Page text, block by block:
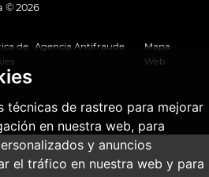
técnicas de rastreo para mejorar
en nuestra web, para
y anuncios
el tráfico en nuestra web y para
© 2026
de Agencia Antifraude
Mapa
Web